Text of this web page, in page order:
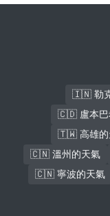
🇮🇳 勒
🇨🇩 盧本巴
🇹🇼 高雄的
🇨🇳 溫州的天氣
🇨🇳 寧波的天氣